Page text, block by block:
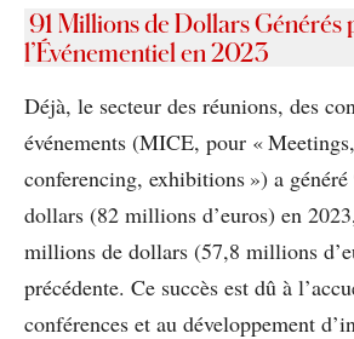
91 Millions de Dollars Générés
l’Événementiel en 2023
Déjà, le secteur des réunions, des
événements (MICE, pour «
conferencing, exhibitions ») a
dollars (82 millions d’euros) en
millions de dollars (57,8 millions
précédente. Ce succès est dû à
conférences et au développement